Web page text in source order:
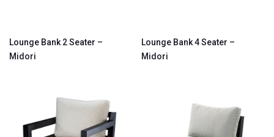
Lounge Bank 2 Seater –
Midori
Lounge Bank 4 Seater –
Midori